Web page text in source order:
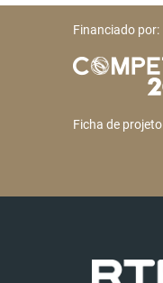
Financiado por:
Ficha de projeto